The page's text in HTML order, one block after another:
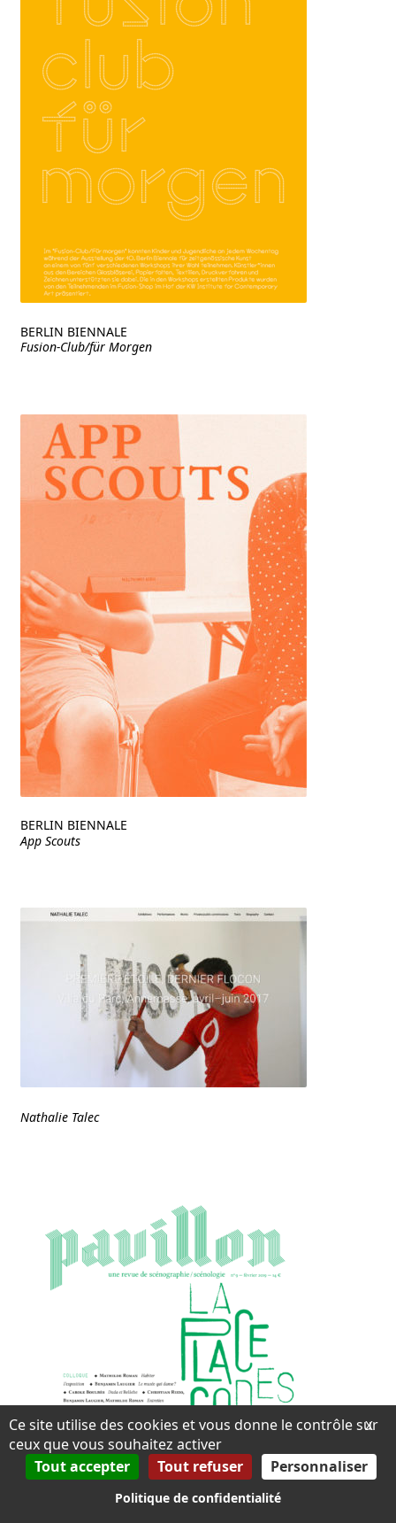
BERLIN BIENNALE
Fusion-Club/für Morgen
BERLIN BIENNALE
App Scouts
Nathalie Talec
PAVILLON, REVUE DE SCÉNOGRAPHIE/SCÉNOLOGIE N°9
X
Ce site utilise des cookies et vous donne le contrôle sur
ceux que vous souhaitez activer
Tout accepter
Tout refuser Personnaliser
Politique de confidentialité